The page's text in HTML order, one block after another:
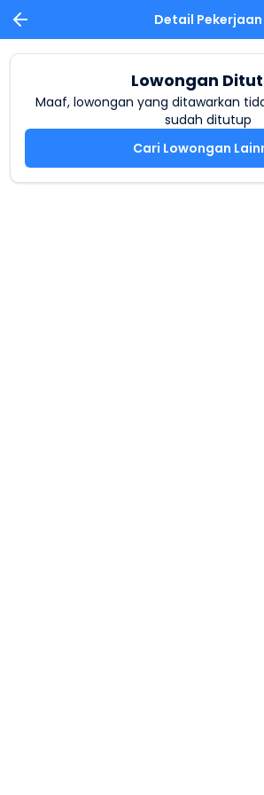
Detail Pekerjaan
Lowongan
Maaf, lowongan yang ditawarkan
sudah ditutup
Cari Lowongan